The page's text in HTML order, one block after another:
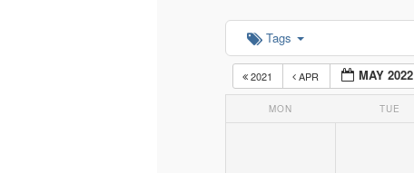
content
Tags
2021 APR MAY 2022
MON TUE